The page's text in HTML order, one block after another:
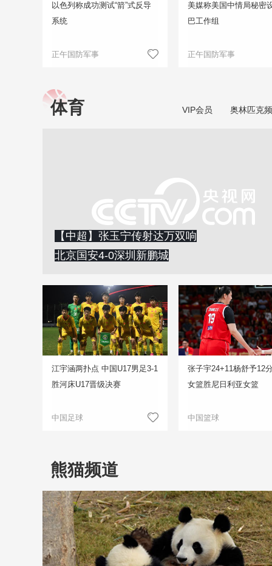
以色列称成功测试“箭”式反导
系统
正午国防军事
美媒称美国中情局秘密
巴工作组
正午国防军事
体育 VIP会员 奥林匹克
【中超】张玉宁传射达万双响
北京国安4-0深圳新鹏城
江宇涵两扑点 中国U17男足3-1
胜河床U17晋级决赛
中国足球
张子宇24+11杨舒予12
女篮胜尼日利亚女篮
中国篮球
熊猫频道